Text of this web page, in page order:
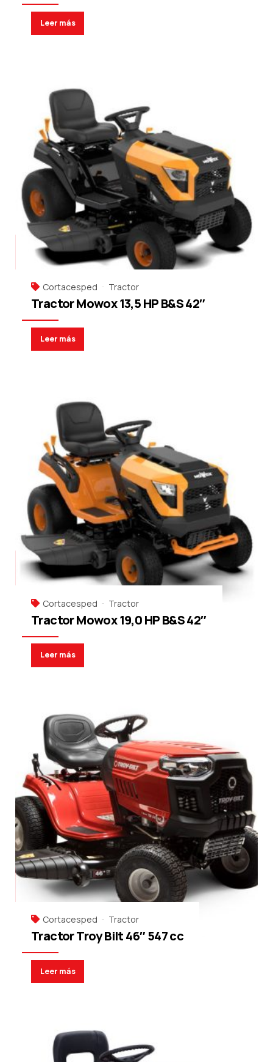
Leer más
Cortacesped Tractor
Tractor Mowox 13,5 HP B&S 42″
Leer más
Cortacesped Tractor
Tractor Mowox 19,0 HP B&S 42″
Leer más
Cortacesped Tractor
Tractor Troy Bilt 46″ 547 cc
Leer más